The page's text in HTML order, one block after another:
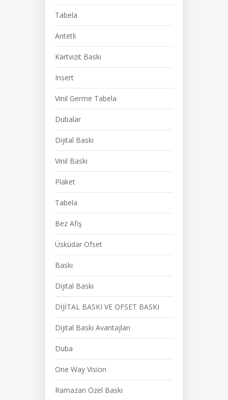
Tabela
Antetli
Kartvizit Baskı
Insert
Vinil Germe Tabela
Dubalar
Dijital Baskı
Vinil Baskı
Plaket
Tabela
Bez Afiş
Üsküdar Ofset
Baskı
Dijital Baskı
DİJİTAL BASKI VE OFSET BASKI
Dijital Baskı Avantajları
Duba
One Way Vision
Ramazan Özel Baskı